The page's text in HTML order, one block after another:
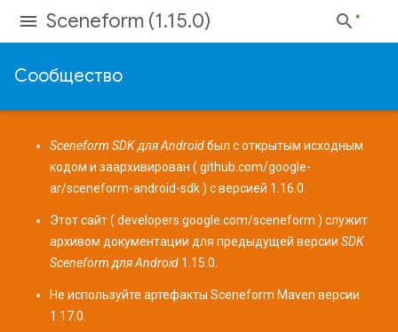
Sceneform (1.15.0)
Сообщество
Sceneform SDK для Androidбыл с открытым исходным
кодом и заархивирован ( github.com/google-
ar/sceneform-android-sdk) с версией 1.16.0.
Этот сайт ( developers.google.com/sceneform ) служит
архивом документации для предыдущей версии SDK
Sceneform для Android 1.15.0.
Не используйте артефакты Sceneform Maven версии
1.17.0.